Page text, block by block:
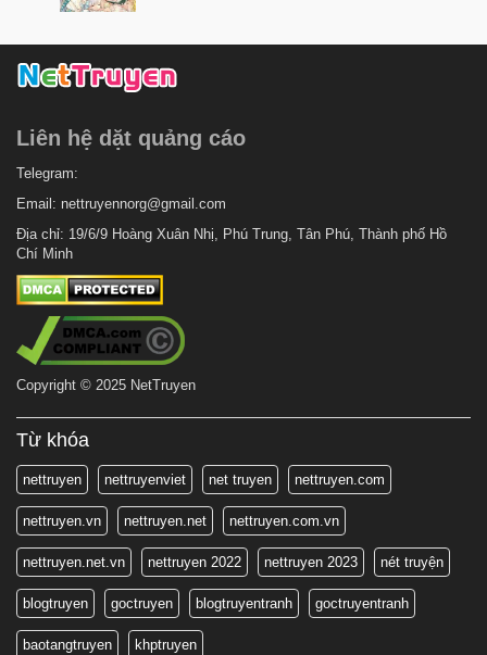
Liên hệ dặt quảng cáo
Telegram:
Email: nettruyennorg@gmail.com
Địa chỉ: 19/6/9 Hoàng Xuân Nhị, Phú Trung, Tân Phú, Thành phố Hồ
Chí Minh
Copyright © 2025 NetTruyen
Từ khóa
nettruyen nettruyenviet net truyen nettruyen.com
nettruyen.vn nettruyen.net nettruyen.com.vn
nettruyen.net.vn nettruyen 2022 nettruyen 2023 nét truyện
blogtruyen goctruyen blogtruyentranh goctruyentranh
baotangtruyen khptruyen